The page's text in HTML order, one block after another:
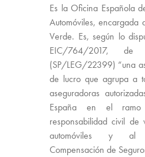
Es la Oficina Española
Automóviles, encargada
Verde. Es, según lo
EIC/764/2017,
(SP/LEG/22399) “una
de lucro que agrupa a
aseguradoras
España en el
responsabilidad civil de
automóviles y al
Compensación de